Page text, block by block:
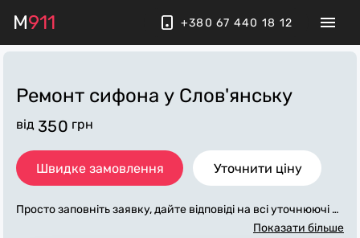
M911 +380 67 440 18 12
Ремонт сифона у Слов'янську
від 350 грн
Швидке замовлення Уточнити ціну
Просто заповніть заявку, дайте відповіді на всі уточнюючі за
питання по «ремонт сифона». Ми зв'яжемося з вами протяг
Показати більше